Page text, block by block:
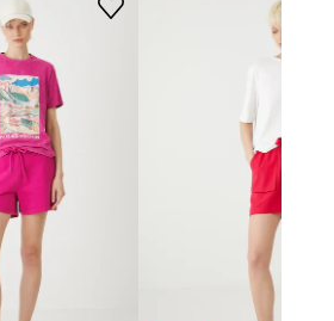
WYMIARY
nogawki wewnętrznej
nogawki na dole
w pasie
podane dla rozmiaru
w biodrach
stanu